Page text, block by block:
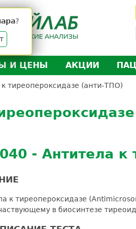
?
И ЦЕНЫ
и цены
на дом
анализов
АКЦИИ
тиреопероксидазе (анти-ТПО)
- Антитела
к тиреопероксидазе
в биосинтезе